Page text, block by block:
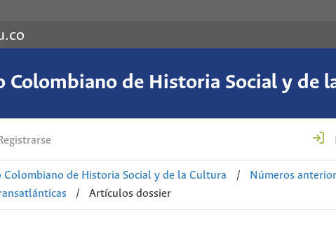
Colombiano de Historia Social y de
Registrarse
Colombiano de Historia Social y de la Cultura / Números
/ Artículos dossier